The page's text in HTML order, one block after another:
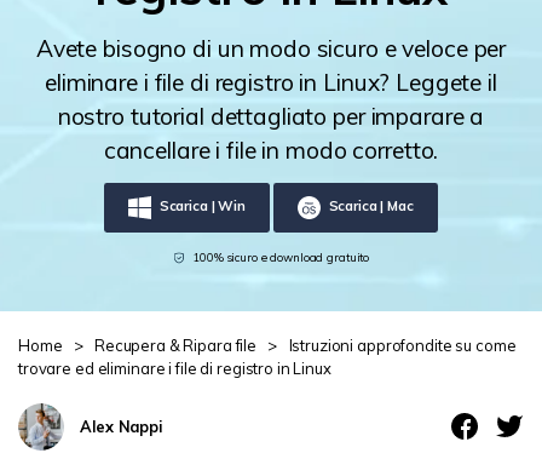
Controlla tutte le caratteristiche
Problemi del Dispositivo Archiviazione
Problemi del Backup
Centro di conoscenza
Novità
50% OFF!
Accedi
Avete bisogno di un modo sicuro e veloce per
eliminare i file di registro in Linux? Leggete il
nostro tutorial dettagliato per imparare a
cancellare i file in modo corretto.
Scarica | Win Scarica | Mac
100% sicuro e download gratuito
Home > Recupera & Ripara file >
Istruzioni approfondite su come
trovare ed eliminare i file di registro in Linux
Alex Nappi